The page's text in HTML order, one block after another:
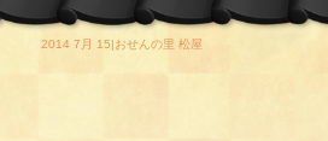
2014 7月 15|おせんの里 松屋